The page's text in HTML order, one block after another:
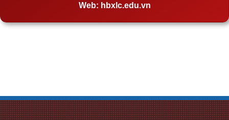
Web: hbxlc.edu.vn